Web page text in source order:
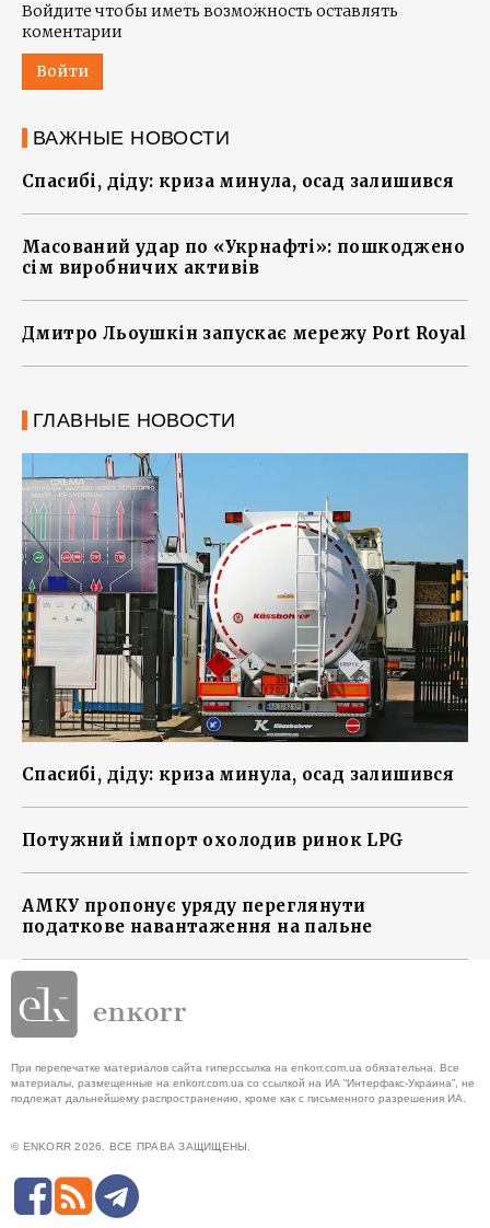
Войдите чтобы иметь возможность оставлять
коментарии
Войти
ВАЖНЫЕ НОВОСТИ
Спасибі, діду: криза минула, осад залишився
Масований удар по «Укрнафті»: пошкоджено
сім виробничих активів
Дмитро Льоушкін запускає мережу Port Royal
ГЛАВНЫЕ НОВОСТИ
Спасибі, діду: криза минула, осад залишився
Потужний імпорт охолодив ринок LPG
АМКУ пропонує уряду переглянути
податкове навантаження на пальне
При перепечатке материалов сайта гиперссылка на enkorr.com.ua обязательна. Все
материалы, размещенные на enkorr.com.ua со ссылкой на ИА “Интерфакс-Украина”, не
подлежат дальнейшему распространению, кроме как с письменного разрешения ИА.
© ENKORR 2026. ВСЕ ПРАВА ЗАЩИЩЕНЫ.